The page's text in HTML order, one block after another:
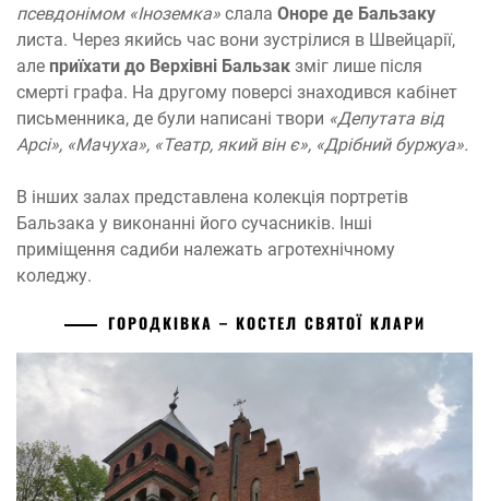
псевдонімом «Іноземка» слала Оноре де Бальзаку
листа. Через якийсь час вони зустрілися в Швейцарії,
але приїхати до Верхівні Бальзак зміг лише після
смерті графа. На другому поверсі знаходився кабінет
письменника, де були написані твори «Депутата від
Арсі», «Мачуха», «Театр, який він є», «Дрібний буржуа».
В інших залах представлена колекція портретів
Бальзака у виконанні його сучасників. Інші
приміщення садиби належать агротехнічному
коледжу.
ГОРОДКІВКА – КОСТЕЛ СВЯТОЇ КЛАРИ